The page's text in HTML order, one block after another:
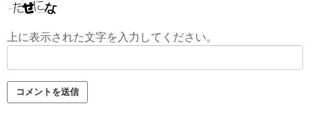
上に表示された文字を入力してください。